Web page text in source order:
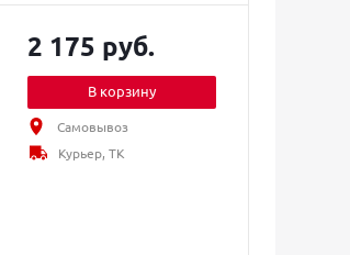
2 175 руб.
В корзину
Самовывоз
Курьер, ТК